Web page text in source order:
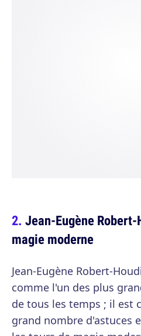
Jean-Eugène
magie moderne
Jean-Eugène Robert-
comme l'un des plus
de tous les temps ; il est
grand nombre d'astuces